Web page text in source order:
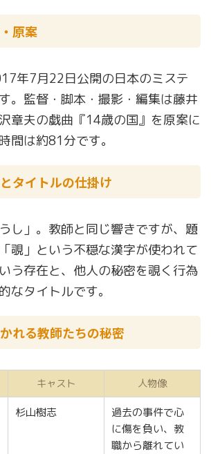
原案
年7月22日公開の日本のミステ
。監督・脚本・撮影・編集は藤井
章夫の戯曲『14歳の国』を原案に
間は約81分です。
タイトルの仕掛け
し」。教師と同じ響きですが、題
覗」という不穏な漢字が使われて
う存在と、他人の秘密を覗く行為
なタイトルです。
れる教師たちの秘密
キャスト 人物像
杉山樹志
過去の事件で心
に傷を負い、教
職から離れてい